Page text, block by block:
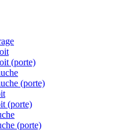
(porte)
(porte)
(porte)
(porte)